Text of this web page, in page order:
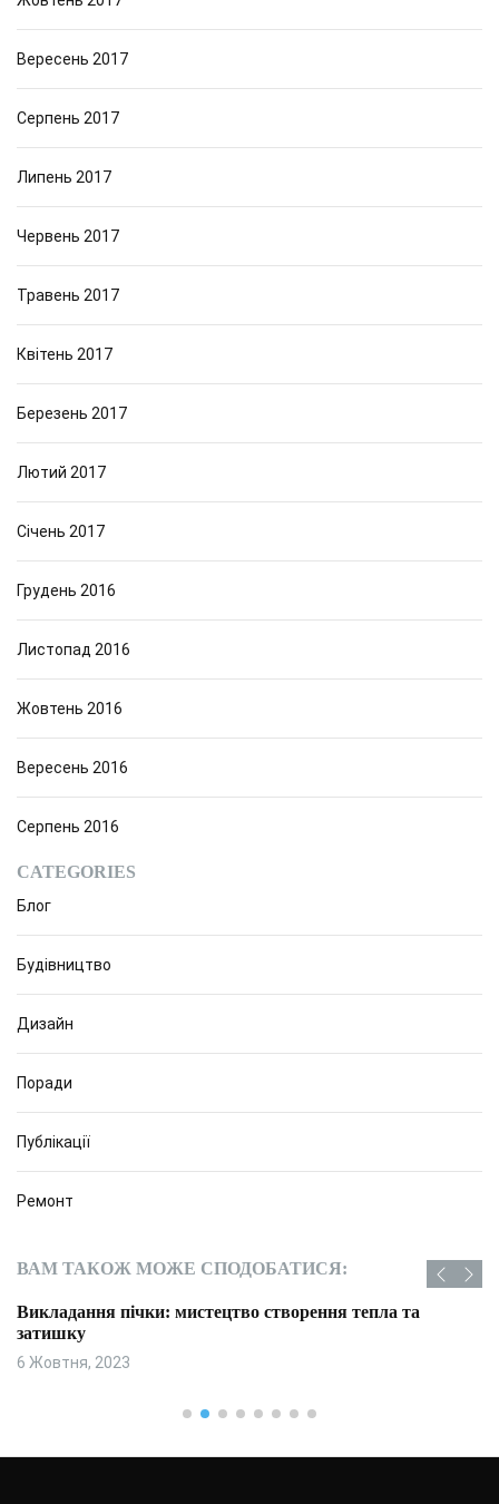
Вересень 2017
Серпень 2017
Липень 2017
Червень 2017
Травень 2017
Квітень 2017
Березень 2017
Лютий 2017
Січень 2017
Грудень 2016
Листопад 2016
Жовтень 2016
Вересень 2016
Серпень 2016
CATEGORIES
Блог
Будівництво
Дизайн
Поради
Публікації
Ремонт
ВАМ ТАКОЖ МОЖЕ СПОДОБАТИСЯ:
Викладання пічки: мистецтво створення тепла та
затишку
6 Жовтня, 2023